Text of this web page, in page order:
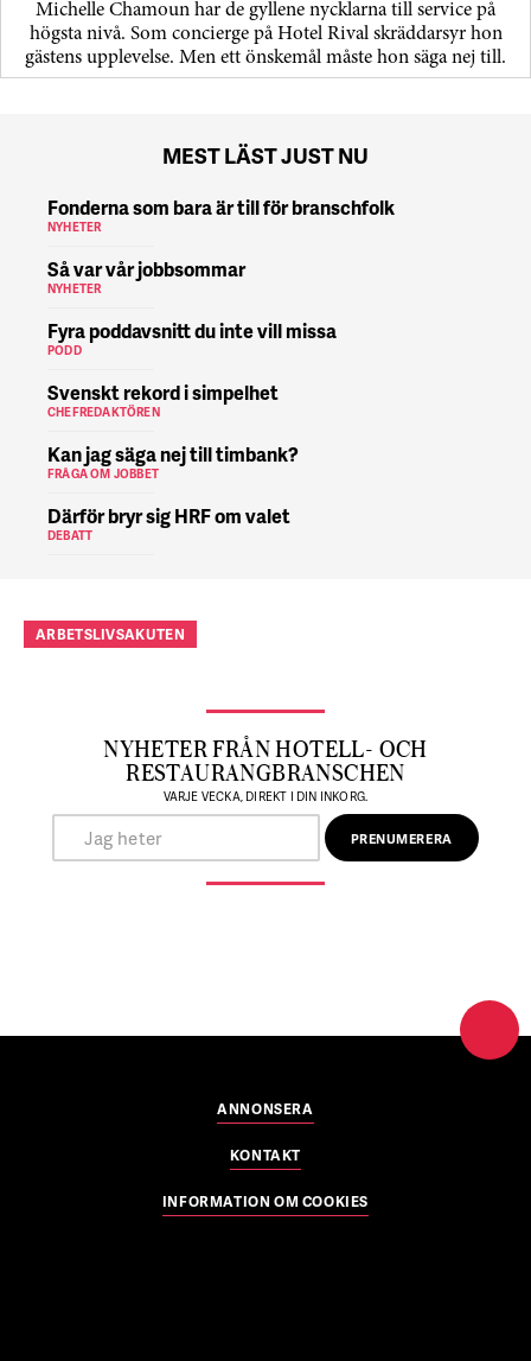
Michelle Chamoun har de gyllene nycklarna till service på
högsta nivå. Som concierge på Hotel Rival skräddarsyr hon
gästens upp­levelse. Men ett önskemål måste hon säga nej till.
MEST LÄST JUST NU
Fonderna som bara är till för branschfolk
NYHETER
Så var vår jobbsommar
NYHETER
Fyra poddavsnitt du inte vill missa
PODD
Svenskt rekord i simpelhet
CHEFREDAKTÖREN
Kan jag säga nej till timbank?
FRÅGA OM JOBBET
Därför bryr sig HRF om valet
DEBATT
ARBETSLIVSAKUTEN
NYHETER FRÅN HOTELL- OCH
RESTAURANGBRANSCHEN
VARJE VECKA, DIREKT I DIN INKORG.
ANNONSERA
KONTAKT
INFORMATION OM COOKIES